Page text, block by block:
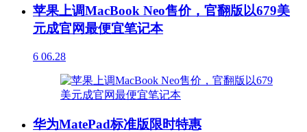
苹果上调MacBook Neo售价，官翻版以679美
元成官网最便宜笔记本
6 06.28
华为MatePad标准版限时特惠